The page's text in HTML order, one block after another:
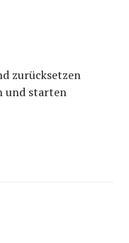
zurücksetzen
und starten